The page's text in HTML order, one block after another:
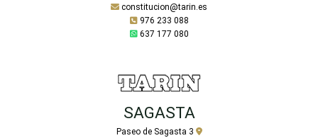
constitucion@tarin.es
976 233 088
637 177 080
SAGASTA
Paseo de Sagasta 3